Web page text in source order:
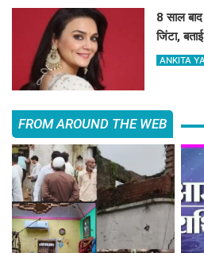
8 साल बाद
जिंटा,
ANKITA
FROM AROUND THE WEB